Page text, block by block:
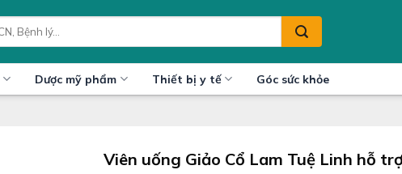
Dược mỹ phẩm Thiết bị y tế Góc sức khỏe
Viên uống Giảo Cổ Lam Tuệ Linh hỗ